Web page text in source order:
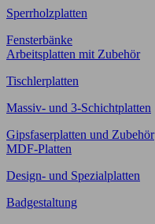
Sperrholzplatten
Fensterbänke
Arbeitsplatten mit Zubehör
Tischlerplatten
Massiv- und 3-Schichtplatten
Gipsfaserplatten und Zubehör
MDF-Platten
Design- und Spezialplatten
Badgestaltung